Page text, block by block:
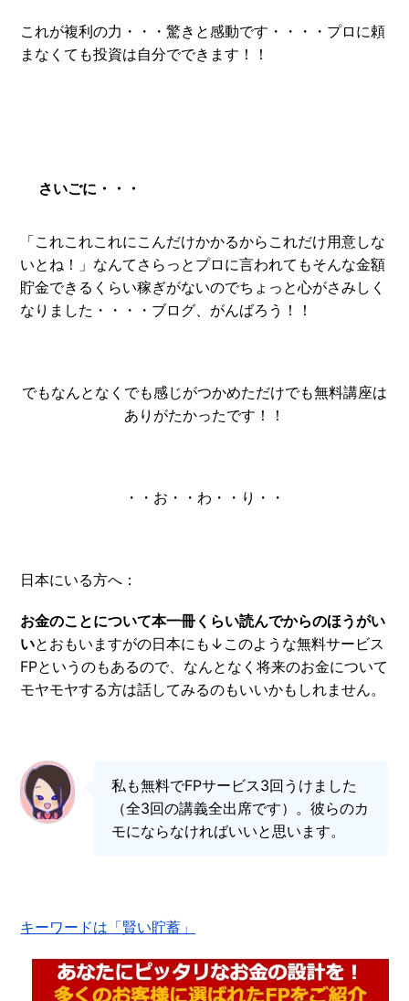
これが複利の力・・・驚きと感動です・・・・プロに頼
まなくても投資は自分でできます！！
さいごに・・・
「これこれこれにこんだけかかるからこれだけ用意しな
いとね！」なんてさらっとプロに言われてもそんな金額
貯金できるくらい稼ぎがないのでちょっと心がさみしく
なりました・・・・ブログ、がんばろう！！
でもなんとなくでも感じがつかめただけでも無料講座は
ありがたかったです！！
・・お・・わ・・り・・
日本にいる方へ：
お金のことについて本一冊くらい読んでからのほうがい
いとおもいますがの日本にも↓このような無料サービス
FPというのもあるので、なんとなく将来のお金について
モヤモヤする方は話してみるのもいいかもしれません。
私も無料でFPサービス3回うけました
（全3回の講義全出席です）。彼らのカ
モにならなければいいと思います。
キーワードは「賢い貯蓄」